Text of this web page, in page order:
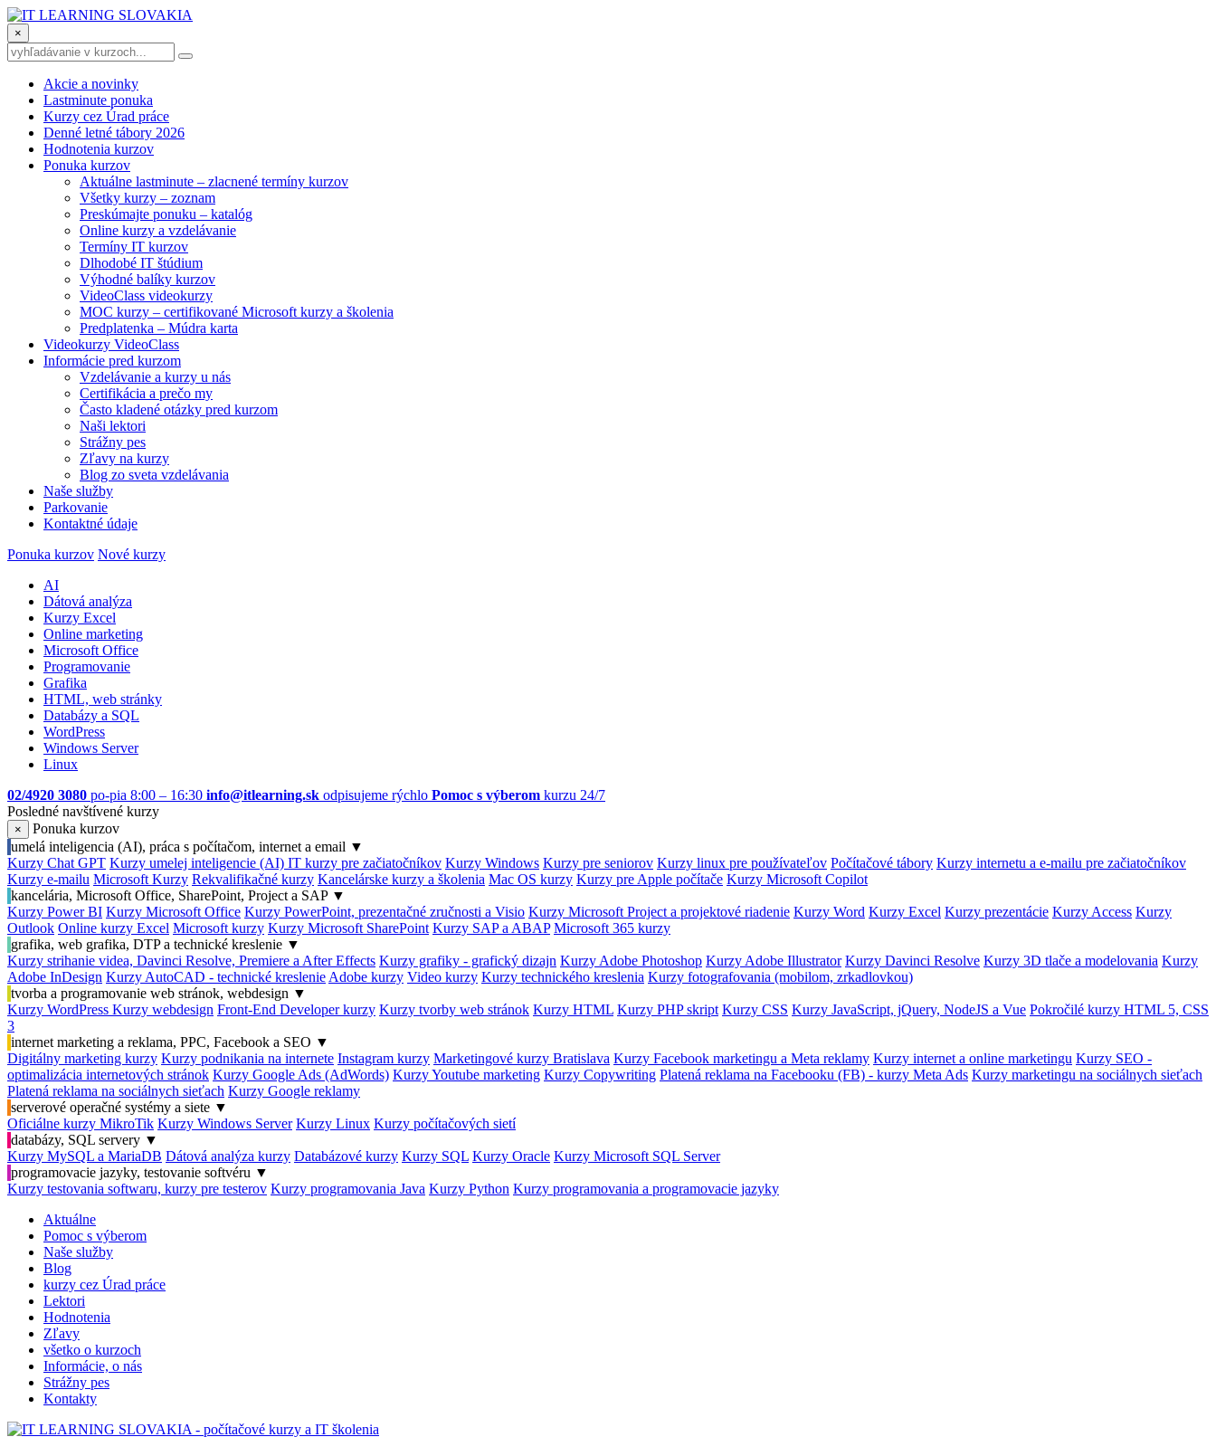
×
Akcie a novinky
Lastminute ponuka
Kurzy cez Úrad práce
Denné letné tábory 2026
Hodnotenia kurzov
Ponuka kurzov
Aktuálne lastminute – zlacnené termíny kurzov
Všetky kurzy – zoznam
Preskúmajte ponuku – katalóg
Online kurzy a vzdelávanie
Termíny IT kurzov
Dlhodobé IT štúdium
Výhodné balíky kurzov
VideoClass videokurzy
MOC kurzy – certifikované Microsoft kurzy a školenia
Predplatenka – Múdra karta
Videokurzy VideoClass
Informácie pred kurzom
Vzdelávanie a kurzy u nás
Certifikácia a prečo my
Často kladené otázky pred kurzom
Naši lektori
Strážny pes
Zľavy na kurzy
Blog zo sveta vzdelávania
Naše služby
Parkovanie
Kontaktné údaje
Ponuka kurzov Nové kurzy
AI
Dátová analýza
Kurzy Excel
Online marketing
Microsoft Office
Programovanie
Grafika
HTML, web stránky
Databázy a SQL
WordPress
Windows Server
Linux
02/4920 3080 po-pia 8:00 – 16:30 info@itlearning.sk odpisujeme rýchlo Pomoc s výberom kurzu 24/7
Posledné navštívené kurzy
×
Ponuka kurzov
umelá inteligencia (AI), práca s počítačom, internet a email ▼
Kurzy Chat GPT Kurzy umelej inteligencie (AI) IT kurzy pre začiatočníkov Kurzy Windows Kurzy pre seniorov Kurzy linux pre používateľov Počítačové tábory Kurzy internetu a e-mailu pre začiatočníkov
Kurzy e-mailu Microsoft Kurzy Rekvalifikačné kurzy Kancelárske kurzy a školenia Mac OS kurzy Kurzy pre Apple počítače Kurzy Microsoft Copilot
kancelária, Microsoft Office, SharePoint, Project a SAP ▼
Kurzy Power BI Kurzy Microsoft Office Kurzy PowerPoint, prezentačné zručnosti a Visio Kurzy Microsoft Project a projektové riadenie Kurzy Word Kurzy Excel Kurzy prezentácie Kurzy Access Kurzy
Outlook Online kurzy Excel Microsoft kurzy Kurzy Microsoft SharePoint Kurzy SAP a ABAP Microsoft 365 kurzy
grafika, web grafika, DTP a technické kreslenie ▼
Kurzy strihanie videa, Davinci Resolve, Premiere a After Effects Kurzy grafiky - grafický dizajn Kurzy Adobe Photoshop Kurzy Adobe Illustrator Kurzy Davinci Resolve Kurzy 3D tlače a modelovania Kurzy
Adobe InDesign Kurzy AutoCAD - technické kreslenie Adobe kurzy Video kurzy Kurzy technického kreslenia Kurzy fotografovania (mobilom, zrkadlovkou)
tvorba a programovanie web stránok, webdesign ▼
Kurzy WordPress Kurzy webdesign Front-End Developer kurzy Kurzy tvorby web stránok Kurzy HTML Kurzy PHP skript Kurzy CSS Kurzy JavaScript, jQuery, NodeJS a Vue Pokročilé kurzy HTML 5, CSS
3
internet marketing a reklama, PPC, Facebook a SEO ▼
Digitálny marketing kurzy Kurzy podnikania na internete Instagram kurzy Marketingové kurzy Bratislava Kurzy Facebook marketingu a Meta reklamy Kurzy internet a online marketingu Kurzy SEO -
optimalizácia internetových stránok Kurzy Google Ads (AdWords) Kurzy Youtube marketing Kurzy Copywriting Platená reklama na Facebooku (FB) - kurzy Meta Ads Kurzy marketingu na sociálnych sieťach
Platená reklama na sociálnych sieťach Kurzy Google reklamy
serverové operačné systémy a siete ▼
Oficiálne kurzy MikroTik Kurzy Windows Server Kurzy Linux Kurzy počítačových sietí
databázy, SQL servery ▼
Kurzy MySQL a MariaDB Dátová analýza kurzy Databázové kurzy Kurzy SQL Kurzy Oracle Kurzy Microsoft SQL Server
programovacie jazyky, testovanie softvéru ▼
Kurzy testovania softwaru, kurzy pre testerov Kurzy programovania Java Kurzy Python Kurzy programovania a programovacie jazyky
Aktuálne
Pomoc s výberom
Naše služby
Blog
kurzy cez Úrad práce
Lektori
Hodnotenia
Zľavy
všetko o kurzoch
Informácie, o nás
Strážny pes
Kontakty